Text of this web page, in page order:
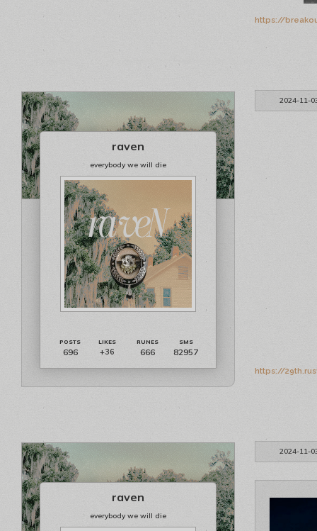
https://
2024-11-
raven
everybody we will die
696 +36 666 82957
https://
2024-11-
raven
everybody we will die